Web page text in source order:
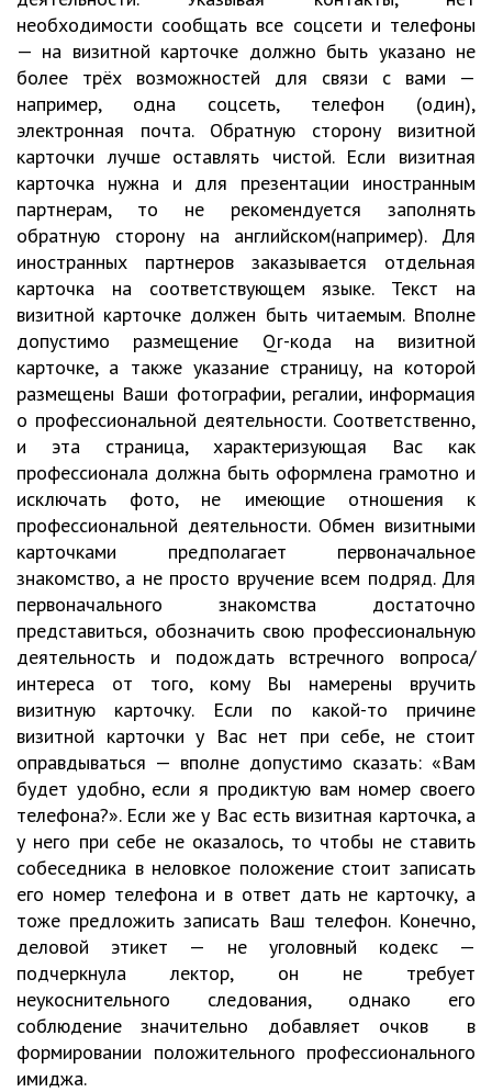
необходимости сообщать все соцсети и телефоны
— на визитной карточке должно быть указано не
более трёх возможностей для связи с вами —
например, одна соцсеть, телефон (один),
электронная почта. Обратную сторону визитной
карточки лучше оставлять чистой. Если визитная
карточка нужна и для презентации иностранным
партнерам, то не рекомендуется заполнять
обратную сторону на английском(например). Для
иностранных партнеров заказывается отдельная
карточка на соответствующем языке. Текст на
визитной карточке должен быть читаемым. Вполне
допустимо размещение Qr-кода на визитной
карточке, а также указание страницу, на которой
размещены Ваши фотографии, регалии, информация
о профессиональной деятельности. Соответственно,
и эта страница, характеризующая Вас как
профессионала должна быть оформлена грамотно и
исключать фото, не имеющие отношения к
профессиональной деятельности. Обмен визитными
карточками предполагает первоначальное
знакомство, а не просто вручение всем подряд. Для
первоначального знакомства достаточно
представиться, обозначить свою профессиональную
деятельность и подождать встречного вопроса/
интереса от того, кому Вы намерены вручить
визитную карточку. Если по какой-то причине
визитной карточки у Вас нет при себе, не стоит
оправдываться — вполне допустимо сказать: «Вам
будет удобно, если я продиктую вам номер своего
телефона?». Если же у Вас есть визитная карточка, а
у него при себе не оказалось, то чтобы не ставить
собеседника в неловкое положение стоит записать
его номер телефона и в ответ дать не карточку, а
тоже предложить записать Ваш телефон. Конечно,
деловой этикет — не уголовный кодекс —
подчеркнула лектор, он не требует
неукоснительного следования, однако его
соблюдение значительно добавляет очков в
формировании положительного профессионального
имиджа.